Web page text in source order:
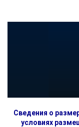
Сведения о
условиях